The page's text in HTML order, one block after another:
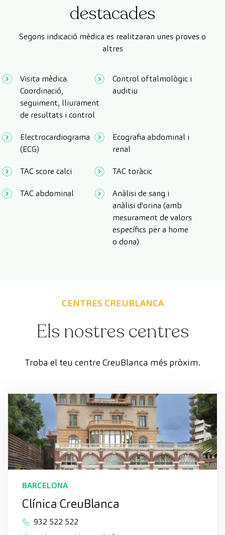
destacades
Segons indicació mèdica es realitzaran unes proves o
altres
Visita mèdica.
Coordinació,
seguiment, lliurament
de resultats i control
Control oftalmològic i
auditiu
Electrocardiograma
(ECG)
Ecografia abdominal i
renal
TAC score calci TAC toràcic
TAC abdominal
Anàlisi de sang i
anàlisi d'orina (amb
mesurament de valors
específics per a home
o dona)
CENTRES CREUBLANCA
Els nostres centres
Troba el teu centre CreuBlanca més pròxim.
BARCELONA
Clínica CreuBlanca
932 522 522